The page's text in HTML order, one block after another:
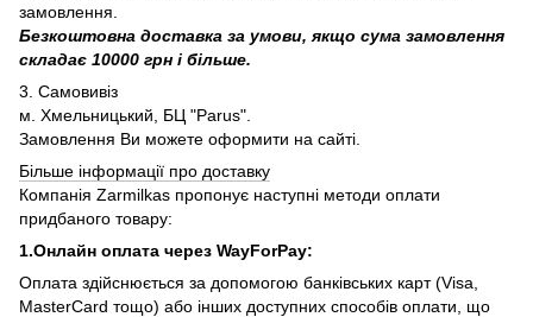
замовлення.
Безкоштовна доставка за умови, якщо сума замовлення
складає 10000 грн і більше.
3. Самовивіз
м. Хмельницький, БЦ "Parus".
Замовлення Ви можете оформити на сайті.
Більше інформації про доставку
Компанія Zarmilkas пропонує наступні методи оплати
придбаного товару:
1.Онлайн оплата через WayForPay:
Оплата здійснюється за допомогою банківських карт (Visa,
MasterCard тощо) або інших доступних способів оплати, що